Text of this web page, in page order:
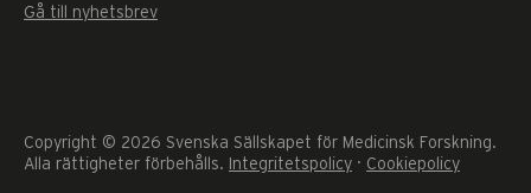
Gå till nyhetsbrev
Copyright © 2026 Svenska Sällskapet för Medicinsk Forskning.
Alla rättigheter förbehålls.
Integritetspolicy · Cookiepolicy